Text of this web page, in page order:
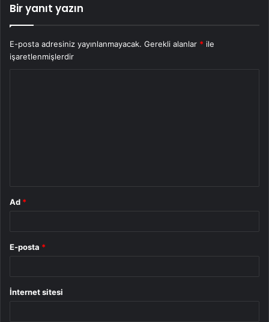
Bir yanıt yazın
E-posta adresiniz yayınlanmayacak. Gerekli alanlar * ile
işaretlenmişlerdir
Ad *
E-posta *
İnternet sitesi